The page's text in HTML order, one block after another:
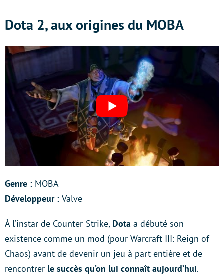
Dota 2, aux origines du MOBA
Genre : MOBA
Développeur : Valve
À l’instar de Counter-Strike, Dota a débuté son
existence comme un mod (pour Warcraft III: Reign of
Chaos) avant de devenir un jeu à part entière et de
rencontrer le succès qu’on lui connaît aujourd’hui.